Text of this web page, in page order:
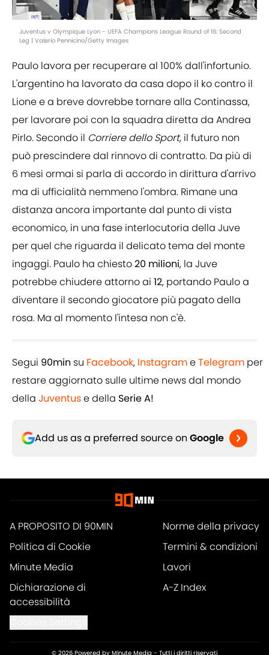
Juventus v Olympique Lyon - UEFA Champions League Round of 16: Second
Leg | Valerio Pennicino/Getty Images
Paulo lavora per recuperare al 100% dall'infortunio.
L'argentino ha lavorato da casa dopo il ko contro il
Lione e a breve dovrebbe tornare alla Continassa,
per lavorare poi con la squadra diretta da Andrea
Pirlo. Secondo il Corriere dello Sport, il futuro non
può prescindere dal rinnovo di contratto. Da più di
6 mesi ormai si parla di accordo in dirittura d'arrivo
ma di ufficialità nemmeno l'ombra. Rimane una
distanza ancora importante dal punto di vista
economico, in una fase interlocutoria della Juve
per quel che riguarda il delicato tema del monte
ingaggi. Paulo ha chiesto20 milioni, la Juve
potrebbe chiudere attorno ai 12, portando Paulo a
diventare il secondo giocatore più pagato della
rosa. Ma al momento l'intesa non c'è.
Segui 90min su Facebook, InstagrameTelegram per
restare aggiornato sulle ultime news dal mondo
della Juventuse della Serie A!
Add us as a preferred source on Google
A PROPOSITO DI 90MIN
Norme della privacy
Politica di Cookie
Termini & condizioni
Minute Media
Lavori
Dichiarazione di
accessibilità
A-Z Index
© 2026 Powered by Minute Media - Tutti i diritti riservati